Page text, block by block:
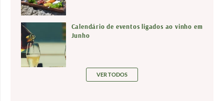
Calendário de eventos ligados ao vinho em
Junho
VER TODOS